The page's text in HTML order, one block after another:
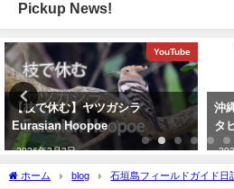
Pickup News!
YouTube
【枝で休む】ヤツガシラ
Eurasian Hoopoe
2026年3月3日
沖
タ
ホーム blog 石垣島フィールドガイド日